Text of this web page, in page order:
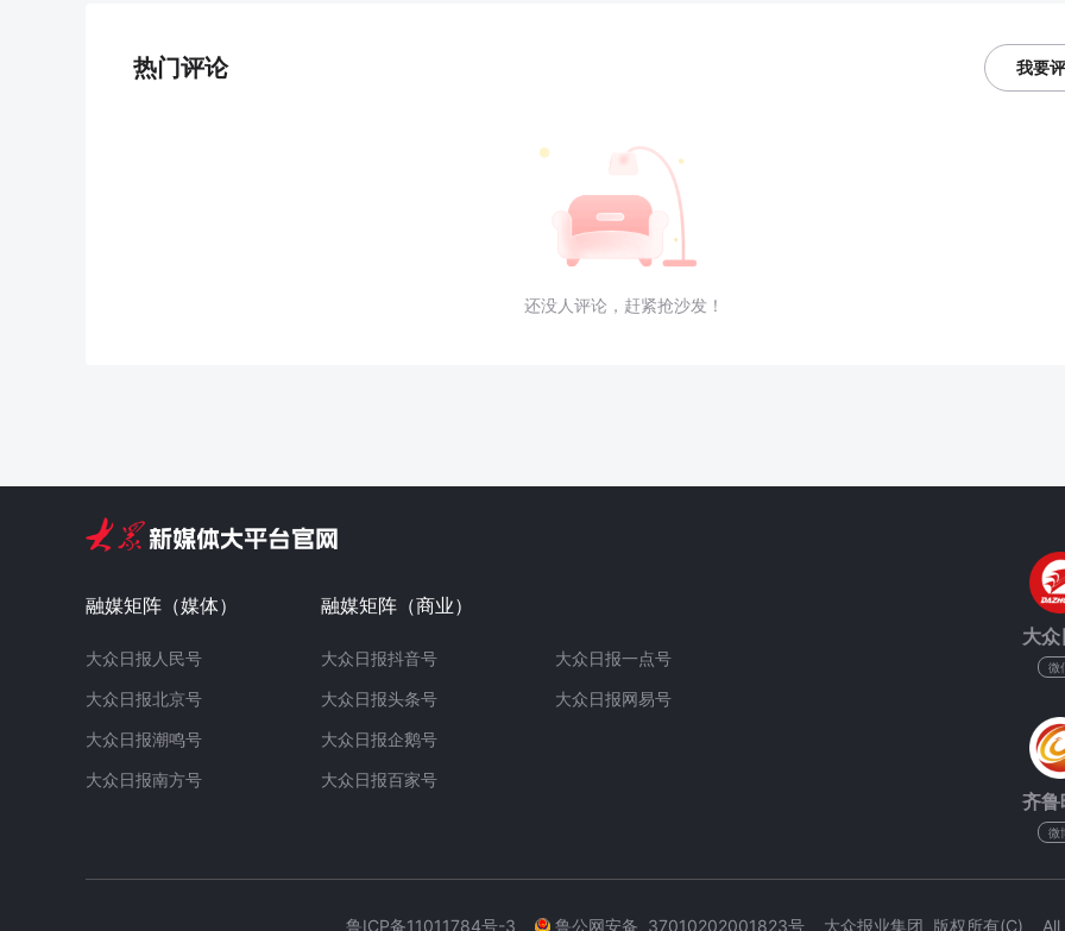
热门评论 我要
还没人评论，赶紧抢沙发！
融媒矩阵（媒体）
大众日报人民号
大众日报北京号
大众日报潮鸣号
大众日报南方号
融媒矩阵（商业）
大众日报抖音号
大众日报头条号
大众日报企鹅号
大众日报百家号
大众日报一点号
大众日报网易号
大
微
齐鲁
微
鲁ICP备11011784号-3 鲁公网安备 37010202001823号 大众报业集团 版权所有(C)